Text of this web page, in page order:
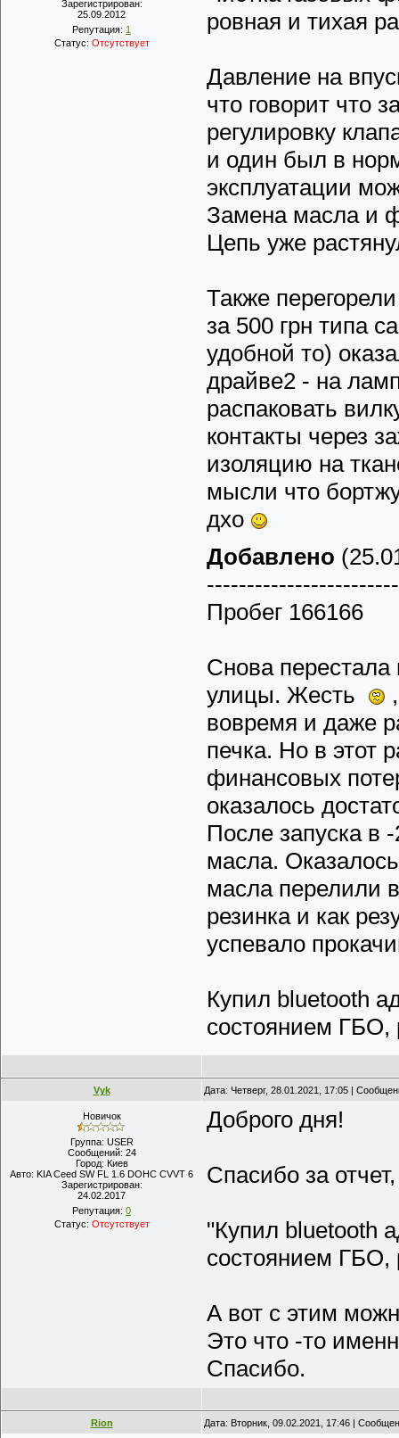
Зарегистрирован:
25.09.2012
Репутация: 1
Статус: Отсутствует
ровная и тихая
Давление на
что говорит что
регулировку
и один был в
эксплуатации
Замена масла и
Цепь уже
Также
за 500 грн типа
удобной то)
драйве2 - на
распаковать
контакты через
изоляцию на
мысли что
дхо
Добавлено
Пробег 166166
Снова перестала
улицы. Жесть
вовремя и даже
печка. Но в этот
финансовых
оказалось
После запуска в
масла.
масла перелили
резинка и как
успевало
Купил bluetooth
состоянием ГБО,
Vyk Дата: Четверг, 28.01.2021, 17:05 |
Новичок
Группа: USER
Сообщений: 24
Город: Киев
Авто: KIA Ceed SW FL 1.6 DOHC CVVT 6
Зарегистрирован:
24.02.2017
Репутация: 0
Статус: Отсутствует
Доброго дня!
Спасибо за
"Купил bluetooth
состоянием ГБО,
А вот с этим
Это что -то
Спасибо.
Rion Дата: Вторник, 09.02.2021, 17:46 |